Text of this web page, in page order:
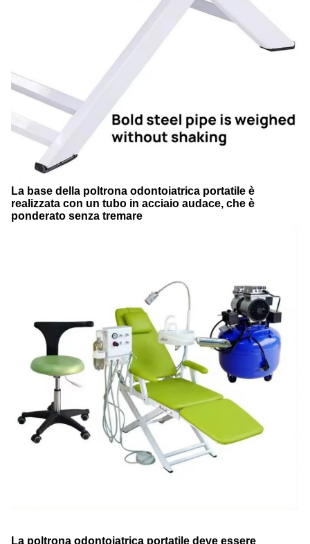
La base della poltrona odontoiatrica portatile è
realizzata con un tubo in acciaio audace, che è
ponderato senza tremare
La poltrona odontoiatrica portatile deve essere